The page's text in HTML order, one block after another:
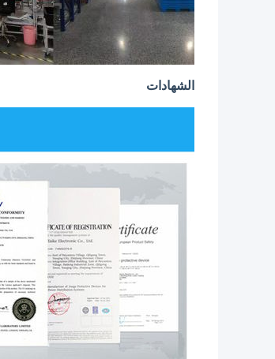
الشهادات